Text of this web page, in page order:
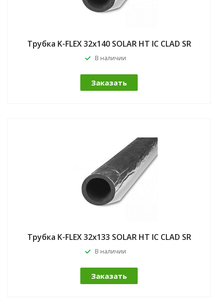
Трубка K-FLEX 32x140 SOLAR HT IC CLAD SR
В наличии
Заказать
Трубка K-FLEX 32x133 SOLAR HT IC CLAD SR
В наличии
Заказать